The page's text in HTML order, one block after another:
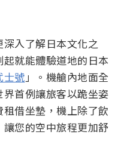
入了解日本文化之
就能體­驗道地的日本
士號」。機艙內地面全
首例讓旅客以跪坐姿
借坐墊，機上除了飲
您的空中旅程更加舒